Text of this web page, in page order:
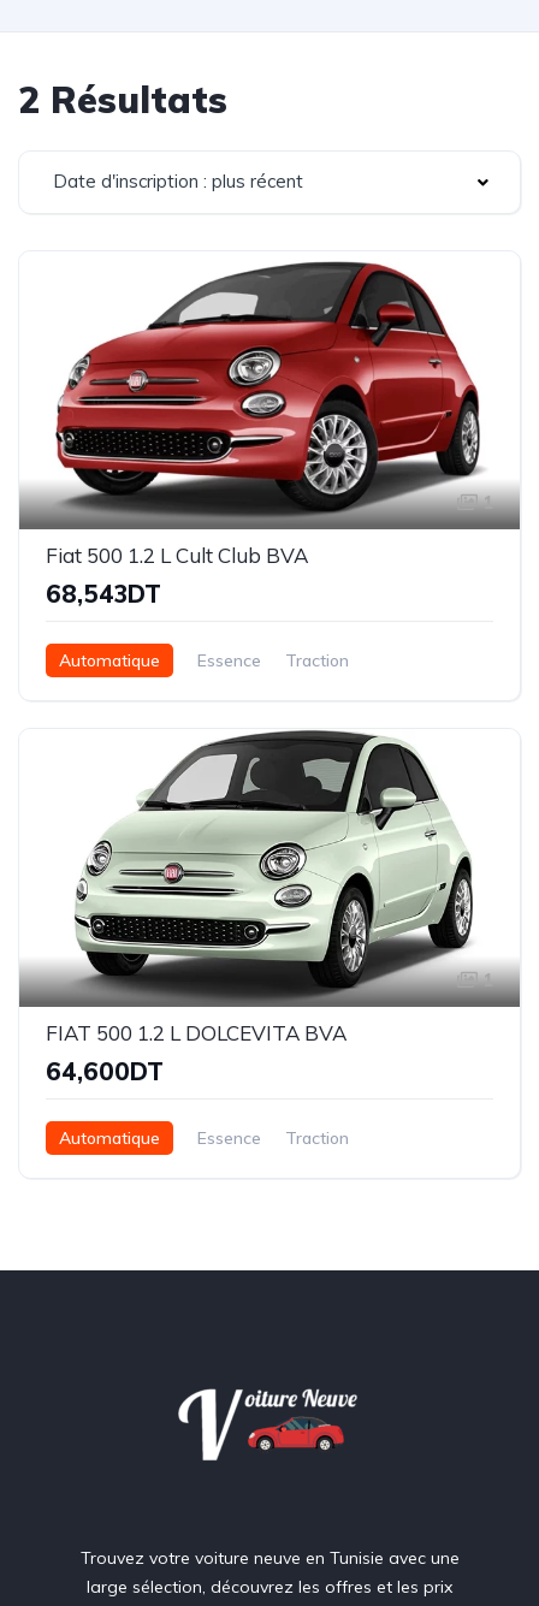
2 Résultats
Date d'inscription : plus récent
1
Fiat 500 1.2 L Cult Club BVA
68,543DT
Automatique Essence Traction
1
FIAT 500 1.2 L DOLCEVITA BVA
64,600DT
Automatique Essence Traction
Trouvez votre voiture neuve en Tunisie avec une
large sélection, découvrez les offres et les prix